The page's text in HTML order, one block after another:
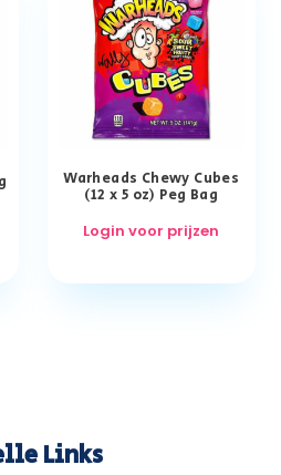
Warheads Chewy Cubes
(12 x 5 oz) Peg Bag
Login voor prijzen
Links